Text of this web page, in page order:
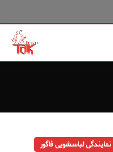
نمایندگی لباسشویی فاگور